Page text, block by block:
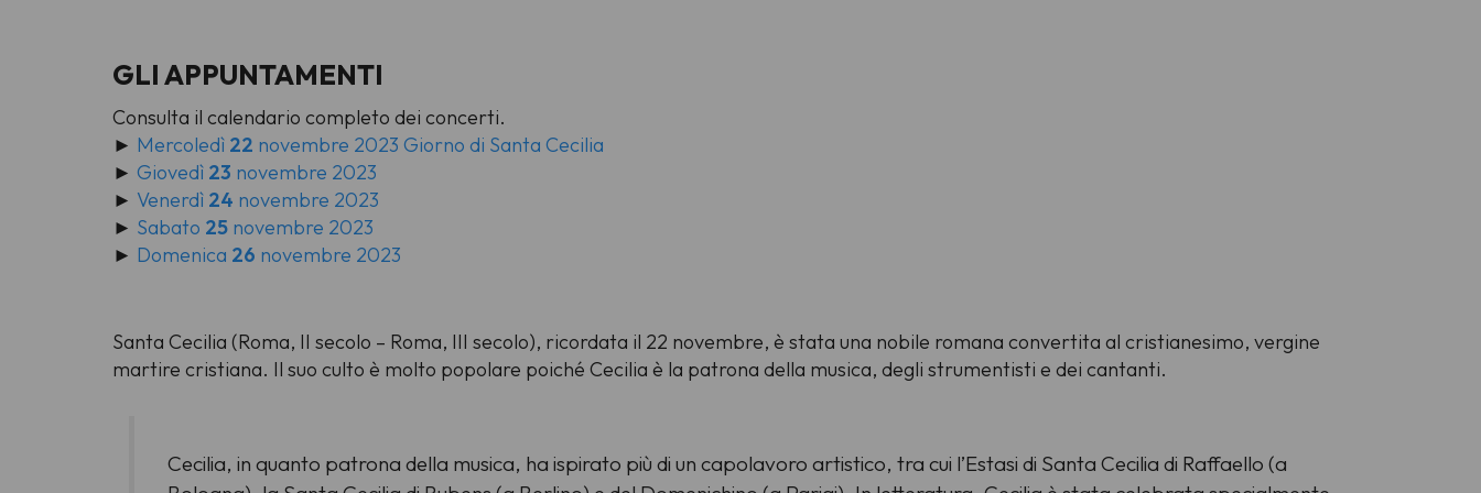
GLI APPUNTAMENTI
Consulta il calendario completo dei concerti.
► Mercoledì 22 novembre 2023 Giorno di Santa Cecilia
► Giovedì 23 novembre 2023
► Venerdì 24 novembre 2023
► Sabato 25 novembre 2023
► Domenica 26 novembre 2023
Santa Cecilia (Roma, II secolo – Roma, III secolo), ricordata il 22 novembre, è stata una nobile romana convertita al cristianesimo, vergine
martire cristiana. Il suo culto è molto popolare poiché Cecilia è la patrona della musica, degli strumentisti e dei cantanti.
Cecilia, in quanto patrona della musica, ha ispirato più di un capolavoro artistico, tra cui l’Estasi di Santa Cecilia di Raffaello (a